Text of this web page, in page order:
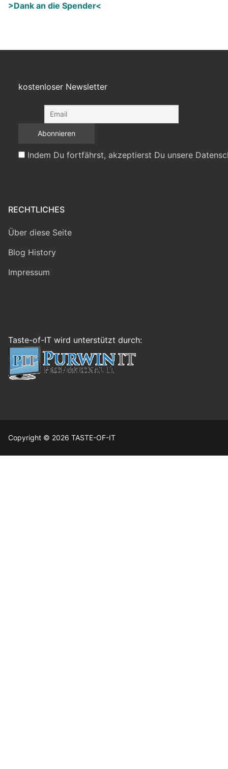
>Dank an die Spender<
kostenloser Newsletter
Indem Du fortfährst, akzeptierst Du unsere
RECHTLICHES
Über diese Seite
Blog History
Impressum
Taste-of-IT wird unterstützt durch:
Copyright © 2026 TASTE-OF-IT